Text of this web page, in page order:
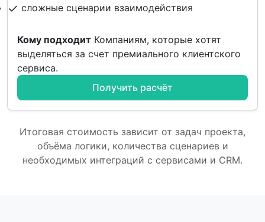
сложные сценарии взаимодействия
Кому подходит Компаниям, которые хотят
выделяться за счет премиального клиентского
сервиса.
Получить расчёт
Итоговая стоимость зависит от задач проекта,
объёма логики, количества сценариев и
необходимых интеграций с сервисами и CRM.